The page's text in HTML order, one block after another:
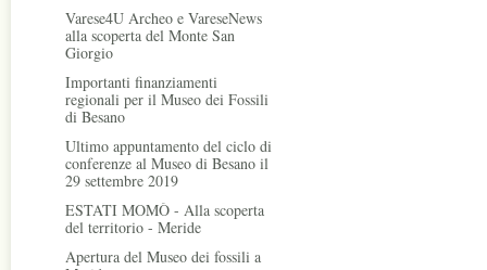
Varese4U Archeo e VareseNews
alla scoperta del Monte San
Giorgio
Importanti finanziamenti
regionali per il Museo dei Fossili
di Besano
Ultimo appuntamento del ciclo di
conferenze al Museo di Besano il
29 settembre 2019
ESTATI MOMÒ - Alla scoperta
del territorio - Meride
Apertura del Museo dei fossili a